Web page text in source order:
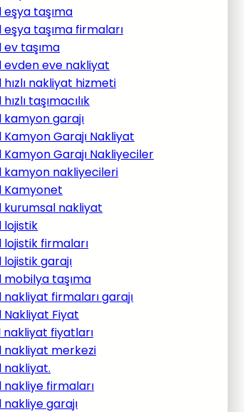
taşıma
taşıma firmaları
taşıma
evden eve nakliyat
nakliyat hizmeti
taşımacılık
garajı
Garajı Nakliyat
Garajı Nakliyeciler
kamyon nakliyecileri
Kamyonet
kurumsal nakliyat
lojistik
firmaları
garajı
mobilya taşıma
firmaları garajı
Nakliyat Fiyat
fiyatları
nakliyat merkezi
nakliyat.
nakliye firmaları
garajı